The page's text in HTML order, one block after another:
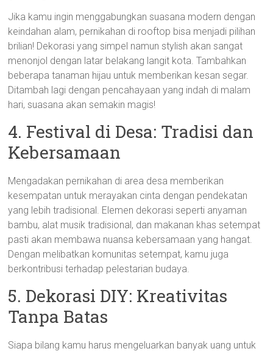
Jika kamu ingin menggabungkan suasana modern dengan
keindahan alam, pernikahan di rooftop bisa menjadi pilihan
brilian! Dekorasi yang simpel namun stylish akan sangat
menonjol dengan latar belakang langit kota. Tambahkan
beberapa tanaman hijau untuk memberikan kesan segar.
Ditambah lagi dengan pencahayaan yang indah di malam
hari, suasana akan semakin magis!
4. Festival di Desa: Tradisi dan
Kebersamaan
Mengadakan pernikahan di area desa memberikan
kesempatan untuk merayakan cinta dengan pendekatan
yang lebih tradisional. Elemen dekorasi seperti anyaman
bambu, alat musik tradisional, dan makanan khas setempat
pasti akan membawa nuansa kebersamaan yang hangat.
Dengan melibatkan komunitas setempat, kamu juga
berkontribusi terhadap pelestarian budaya.
5. Dekorasi DIY: Kreativitas
Tanpa Batas
Siapa bilang kamu harus mengeluarkan banyak uang untuk